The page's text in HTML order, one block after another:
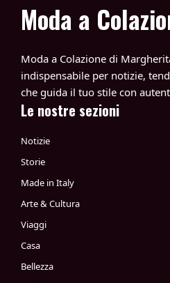
Moda a
Moda a Colazione di
indispensabile per notizie,
che guida il tuo stile con
Le nostre sezioni
Notizie
Storie
Made in Italy
Arte & Cultura
Viaggi
Casa
Bellezza